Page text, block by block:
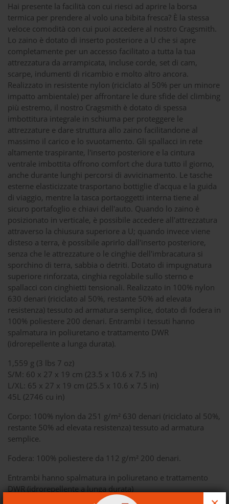
Hai presente la facilità con cui riesci ad aprire la borsa
termica per prendere al volo una bibita fresca? È la stessa
veloce comodità con cui puoi accedere al nostro Cragsmith.
Lo zaino è dotato di inserto posteriore a U che si apre
completamente per un accesso facilitato a tutta la tua
attrezzatura da arrampicata, incluse corde, set di cam,
scarpe, indumenti di ricambio e molto altro ancora.
Realizzato in resistente nylon (riciclato al 50% per un minore
impatto ambientale) per affrontare le dure sfide del climbing
più estremo, il nostro Cragsmith è dotato di spessa
imbottitura integrale in schiuma per proteggere le
attrezzature e dare struttura allo zaino facilitandone al
massimo il carico e lo svuotamento. Gli spallacci in rete
altamente traspirante, l'inserto posteriore e la cintura
ventrale imbottita offrono comfort che dura tutto il giorno,
anche durante lunghi percorsi di avvicinamento. Le tasche
esterne elasticizzate trasportano bottiglie d'acqua e la guida
di viaggio, mentre la tasca portaoggetti interna tiene al
sicuro portafoglio e chiavi dell'auto. Quando lo zaino è
posizionato in verticale, è possibile accedere all'attrezzatura
attraverso la chiusura superiore a U; quando invece viene
disteso a terra, è possibile aprirlo dall'inserto posteriore,
senza che le attrezzature o le cinghie dell'imbracatura si
sporchino di terra, sabbia o detriti. Dotato di impugnatura
superiore rinforzata, cinghia regolabile sullo sterno e
spallacci con cinghietti tensionali. Realizzato in 100% nylon
630 denari (riciclato al 50%, restante 50% ad elevata
resistenza) tessuto ad armatura semplice, dotato di fodera in
100% poliestere 200 denari. Entrambi i tessuti hanno
spalmatura in poliuretano e trattamento DWR
(idrorepellente a lunga durata).
1,559 g (3 lbs 7 oz)
S/M: 60 x 27 x 19 cm (23.5 x 10.6 x 7.5 in)
L/XL: 65 x 27 x 19 cm (25.5 x 10.6 x 7.5 in)
45L (2746 cu in)
Corpo: 100% nylon da 251 g/m² 630 denari (riciclato al 50%,
restante 50% ad elevata resistenza) tessuto ad armatura
semplice.
Fodera: 100% poliestere da 112 g/m² 200 denari.
Entrambi hanno spalmatura in poliuretano e trattamento
DWR (idrorepellente a lunga durata)